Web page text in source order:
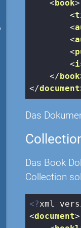
< book>
<
<
<
<
<
</ book
</document
Das
Das Book
Collection
<?xml
<document>